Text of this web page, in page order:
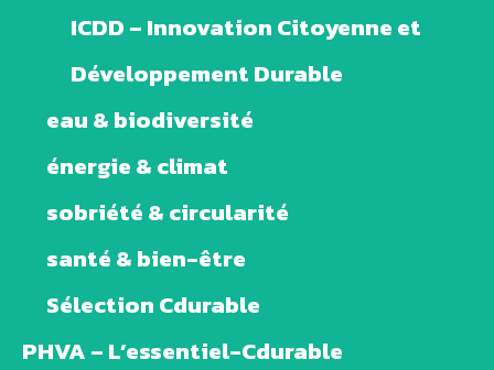
ICDD – Innovation Citoyenne et
Développement Durable
eau & biodiversité
énergie & climat
sobriété & circularité
santé & bien-être
Sélection Cdurable
PHVA – L’essentiel-Cdurable